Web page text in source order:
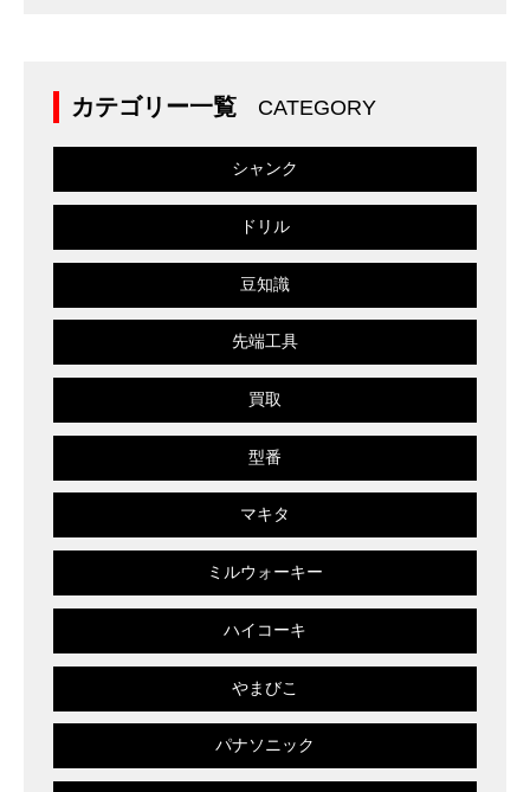
カテゴリー一覧 CATEGORY
シャンク
ドリル
豆知識
先端工具
買取
型番
マキタ
ミルウォーキー
ハイコーキ
やまびこ
パナソニック